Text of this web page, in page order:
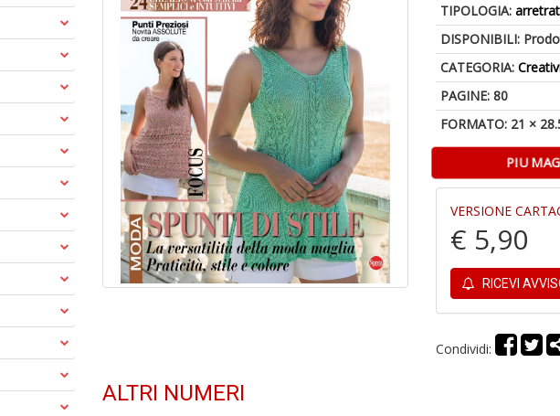
TIPOLOGIA:
DISPONIBILI:
CATEGORIA:
PAGINE: 80
FORMATO: 21 ×
PIU
VERSIONE
€ 5,90
RICEVI
Condividi:
ALTRI NUMERI